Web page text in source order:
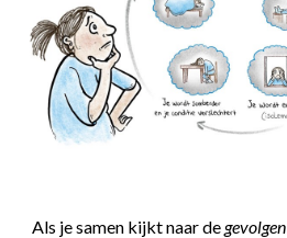
Als je samen kijkt naar degevolgen